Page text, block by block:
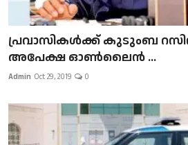
പ്രവാസികള്‍ക്ക് കുടുംബ
അപേക്ഷ ഓൺലൈൻ ...
Admin Oct 29, 2019 0